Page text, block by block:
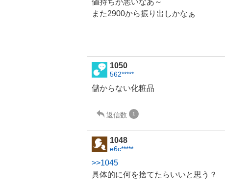
また2900から振り出しかなぁ
1050
562*****
儲からない化粧品
返信数 1
1048
e6c*****
>>1045
具体的に何を捨てたらいいと思う？